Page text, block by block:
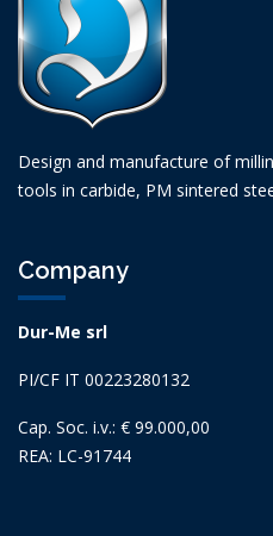
Design and manufacture of
tools in carbide, PM sintered
Company
Dur-Me srl
PI/CF IT 00223280132
Cap. Soc. i.v.: € 99.000,00
REA: LC-91744